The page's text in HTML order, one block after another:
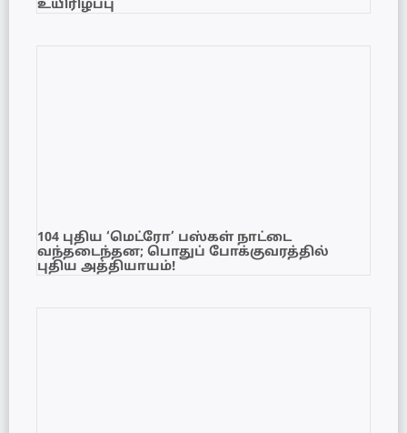
உயிரிழப்பு
104 புதிய ‘மெட்ரோ’ பஸ்கள் நாட்டை
வந்தடைந்தன; பொதுப் போக்குவரத்தில்
புதிய அத்தியாயம்!